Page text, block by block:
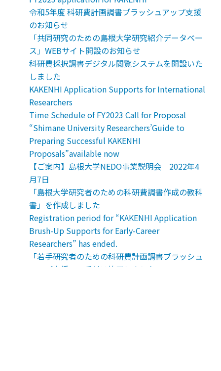
令和5年度 科研費計画調書ブラッシュアップ支援
のお知らせ
「共同研究のための島根大学研究紹介データベー
ス」WEBサイト開設のお知らせ
科研費採択調書デジタル閲覧システムを開設いた
しました
KAKENHI Application Supports for International
Researchers
Time Schedule of FY2023 Call for Proposal
“Shimane University Researchers’Guide to
Preparing Successful KAKENHI
Proposals”available now
【ご案内】島根大学NEDO事業説明会 2022年4
月7日
「島根大学研究者のための科研費調書作成の教科
書」を作成しました
Registration period for “KAKENHI Application
Brush-Up Supports for Early-Career
Researchers” has ended.
「若手研究者のための科研費計画調書ブラッシュ
アップ支援」の受付は終了しました。